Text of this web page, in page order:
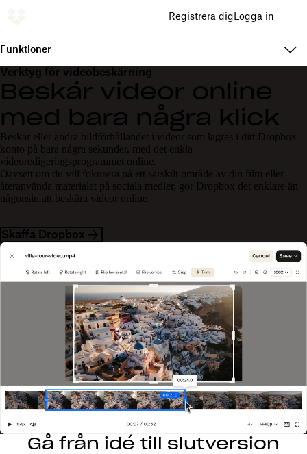
Registrera digLogga in
Funktioner
Verktyg för videobeskärning
Beskär videor online
med bara några klick
Beskär eller ändra bildförhållandet i videor som lagras i ditt Dropbox-
konto på bara några sekunder, med det enkla
videoredigeringsprogrammet online.
Oavsett om du vill fokusera på ett särskilt område av din film eller
återanvända materialet på sociala medier, gör Dropbox det enklare än
någonsin att beskära videor online.
Skaffa Dropbox
Gå från idé till slutversion